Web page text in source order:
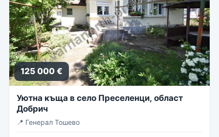
125 000 €
Уютна къща в село Преселенци, област
Добрич
📍 Генерал Тошево